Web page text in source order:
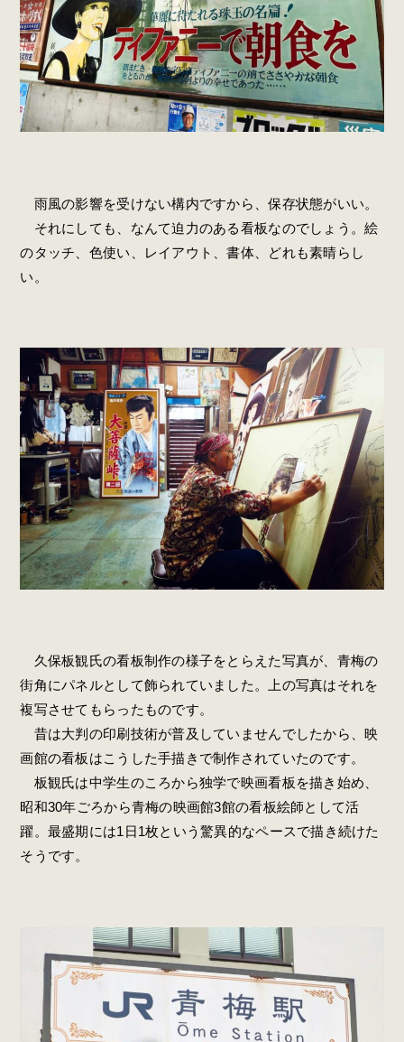
雨風の影響を受けない構内ですから、保存状態がいい。
それにしても、なんて迫力のある看板なのでしょう。絵
のタッチ、色使い、レイアウト、書体、どれも素晴らし
い。
久保板観氏の看板制作の様子をとらえた写真が、青梅の
街角にパネルとして飾られていました。上の写真はそれを
複写させてもらったものです。
昔は大判の印刷技術が普及していませんでしたから、映
画館の看板はこうした手描きで制作されていたのです。
板観氏は中学生のころから独学で映画看板を描き始め、
昭和30年ごろから青梅の映画館3館の看板絵師として活
躍。最盛期には1日1枚という驚異的なペースで描き続けた
そうです。